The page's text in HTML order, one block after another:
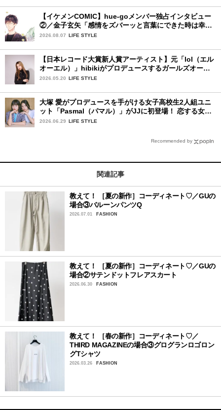
【イケメンCOMIC】hue-goメンバー独占インタビュー
②／金子玄矢「感情をズバーッと言葉にできた時は幸
せ〜」
2026.08.07 LIFE STYLE
【日本レコード大賞新人賞アーティスト】元「lol（エル
オーエル）」hibikiがプロデュースするガールズオーデ
ィションが始動！ 応募は5月31日（日）まで
2026.05.20 LIFE STYLE
大塚 愛がプロデュースを手がける女子高校生2人組ユニ
ット「Pasmal（パマル）」がJJに初登場！ 恋する女の
コのキュンキュンする感情を歌った最新曲「BULL」を
2026.06.29 LIFE STYLE
Recommended by
関連記事
教えて！ ［夏の新作］コーディネート♡／GUの
場合③バルーンパンツQ
2026.07.01 FASHION
教えて！ ［夏の新作］コーディネート♡／GUの
場合②サテンドットフレアスカート
2026.06.30 FASHION
教えて！ ［春の新作］コーディネート♡／
THIRD MAGAZINEの場合③グログランロゴロン
グTシャツ
2026.03.26 FASHION